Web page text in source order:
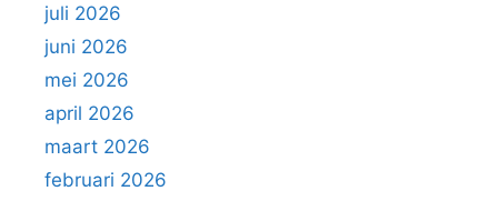
:
juli 2026
juni 2026
mei 2026
april 2026
maart 2026
februari 2026